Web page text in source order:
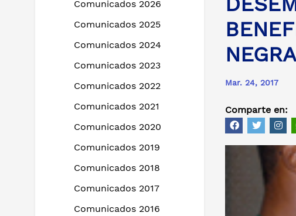
Comunicados 2026
Comunicados 2025
Comunicados 2024
Comunicados 2023
Comunicados 2022
Comunicados 2021
Comunicados 2020
Comunicados 2019
Comunicados 2018
Comunicados 2017
Comunicados 2016
Mar. 24, 2017
Comparte en: